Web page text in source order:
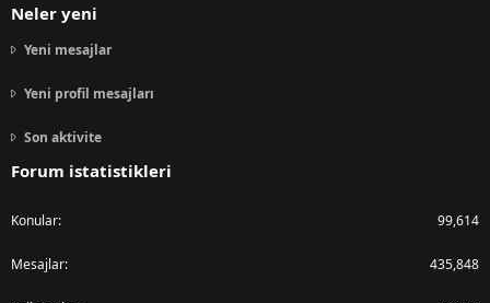
Neler yeni
Yeni mesajlar
Yeni profil mesajları
Son aktivite
Forum istatistikleri
Konular 99,614
Mesajlar 435,848